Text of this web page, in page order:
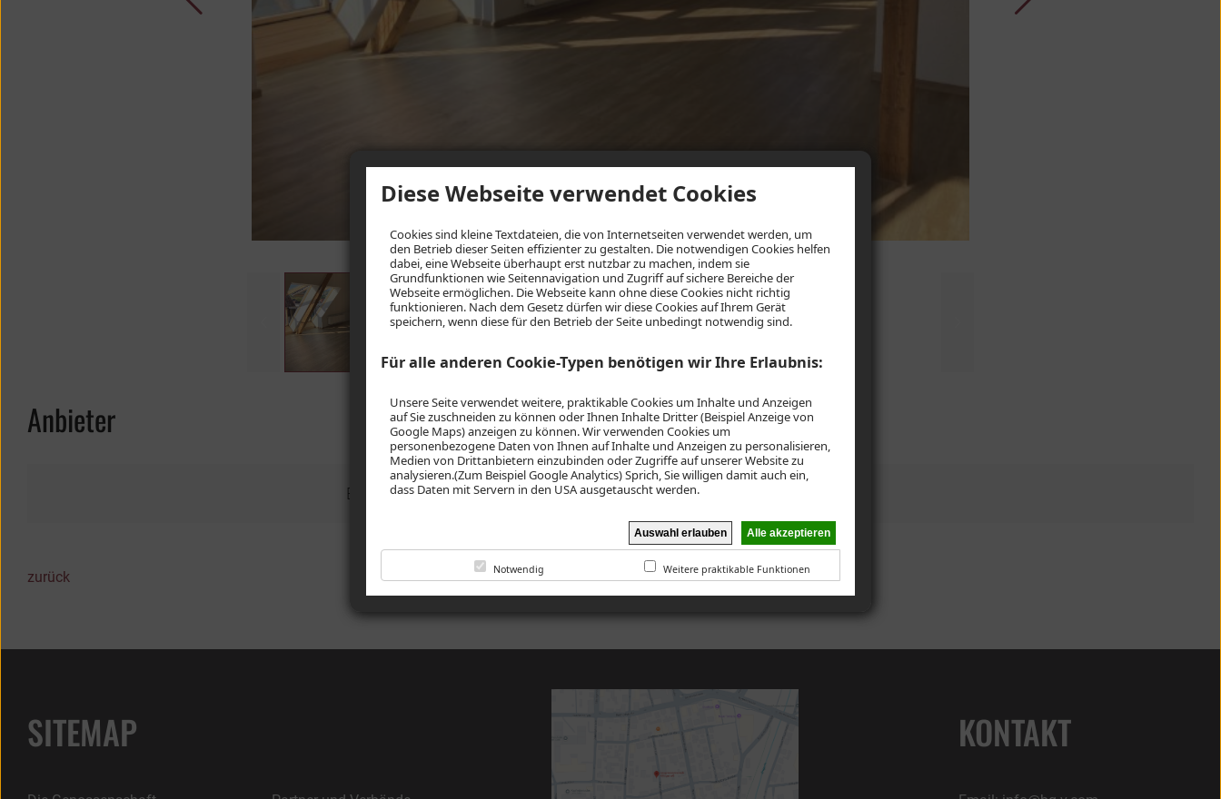
Anbieter
Baugenossenschaft Villingen eG
zurück
SITEMAP KONTAKT
Diese Webseite verwendet Cookies
Cookies sind kleine Textdateien, die von Internetseiten verwendet werden, um
den Betrieb dieser Seiten effizienter zu gestalten. Die notwendigen Cookies helfen
dabei, eine Webseite überhaupt erst nutzbar zu machen, indem sie
Grundfunktionen wie Seitennavigation und Zugriff auf sichere Bereiche der
Webseite ermöglichen. Die Webseite kann ohne diese Cookies nicht richtig
funktionieren. Nach dem Gesetz dürfen wir diese Cookies auf Ihrem Gerät
speichern, wenn diese für den Betrieb der Seite unbedingt notwendig sind.
Für alle anderen Cookie-Typen benötigen wir Ihre Erlaubnis:
Unsere Seite verwendet weitere, praktikable Cookies um Inhalte und Anzeigen
auf Sie zuschneiden zu können oder Ihnen Inhalte Dritter (Beispiel Anzeige von
Google Maps) anzeigen zu können. Wir verwenden Cookies um
personenbezogene Daten von Ihnen auf Inhalte und Anzeigen zu personalisieren,
Medien von Drittanbietern einzubinden oder Zugriffe auf unserer Website zu
analysieren.(Zum Beispiel Google Analytics) Sprich, Sie willigen damit auch ein,
dass Daten mit Servern in den USA ausgetauscht werden.
Notwendig Weitere praktikable Funktionen